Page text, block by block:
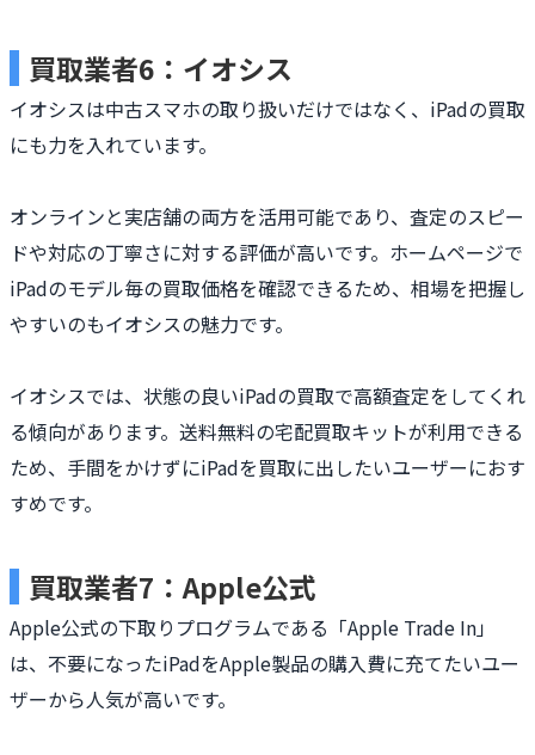
買取業者6：イオシス
イオシスは中古スマホの取り扱いだけではなく、iPadの買取
にも力を入れています。
オンラインと実店舗の両方を活用可能であり、査定のスピー
ドや対応の丁寧さに対する評価が高いです。ホームページで
iPadのモデル毎の買取価格を確認できるため、相場を把握し
やすいのもイオシスの魅力です。
イオシスでは、状態の良いiPadの買取で高額査定をしてくれ
る傾向があります。送料無料の宅配買取キットが利用できる
ため、手間をかけずにiPadを買取に出したいユーザーにおす
すめです。
買取業者7：Apple公式
Apple公式の下取りプログラムである「Apple Trade In」
は、不要になったiPadをApple製品の購入費に充てたいユー
ザーから人気が高いです。